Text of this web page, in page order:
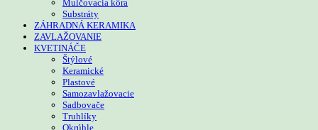
Mulčovacia kôra
Substráty
ZÁHRADNÁ KERAMIKA
ZAVLAŽOVANIE
KVETINÁČE
Štýlové
Keramické
Plastové
Samozavlažovacie
Sadbovače
Truhlíky
Okrúhle